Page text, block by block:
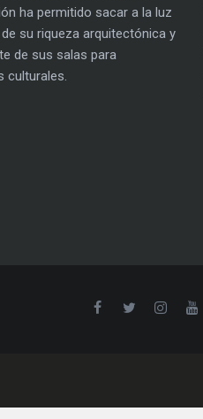
ha permitido sacar a la luz
su riqueza arquitectónica y
de sus salas para
culturales.